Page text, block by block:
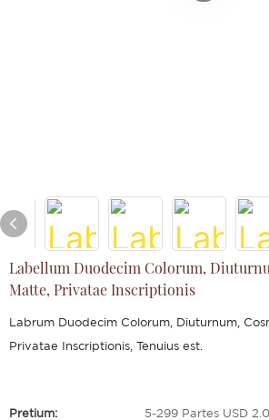
Labellum Duodecim Colorum,
Matte, Privatae Inscriptionis
Labrum Duodecim Colorum, Diuturnum,
Privatae Inscriptionis, Tenuius est.
Pretium: 5-299 Partes USD